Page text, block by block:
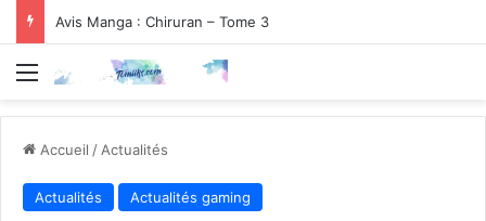
Avis Manga : Chiruran – Tome 3
Menu
Accueil / Actualités
Actualités Actualités gaming